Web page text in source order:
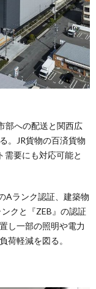
部への配送と関西広
。JR貨物の百済貨物
需要にも対応可能と
Aランク認証、建築物
クと『ZEB』の認証
し一部の照明や電力
荷軽減を図る。